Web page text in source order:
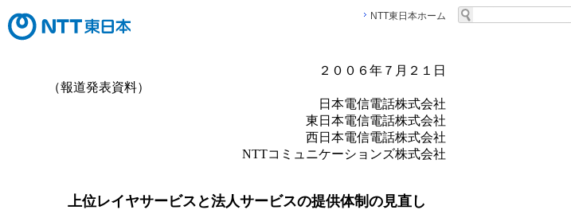
NTT東日本ホーム
２００６年７月２１日
（報道発表資料）
日本電信電話株式会社
東日本電信電話株式会社
西日本電信電話株式会社
NTTコミュニケーションズ株式会社
上位レイヤサービスと法人サービスの提供体制の見直し